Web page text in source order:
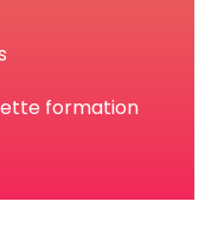
formation